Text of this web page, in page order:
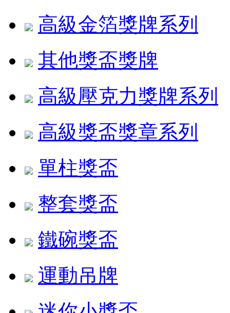
高級金箔獎牌系列
其他獎盃獎牌
高級壓克力獎牌系列
高級獎盃獎章系列
單柱獎盃
整套獎盃
鐵碗獎盃
運動吊牌